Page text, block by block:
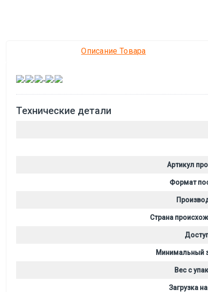
Описание Товара
, , ,, ,
Технические детали
Артикул
Формат
Страна
Минимальный
Вес с
Загрузка